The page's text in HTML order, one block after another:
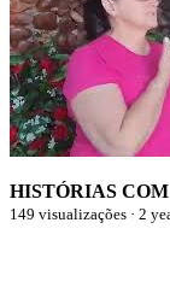
HISTÓRIAS
149 visualizações · 2